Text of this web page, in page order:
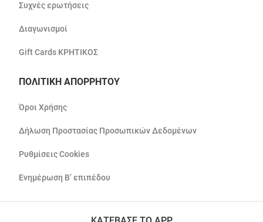
Συχνές ερωτήσεις
Διαγωνισμοί
Gift Cards ΚΡΗΤΙΚΟΣ
ΠΟΛΙΤΙΚΗ ΑΠΟΡΡΗΤΟΥ
Όροι Χρήσης
Δήλωση Προστασίας Προσωπικών Δεδομένων
Ρυθμίσεις Cookies
Ενημέρωση Β’ επιπέδου